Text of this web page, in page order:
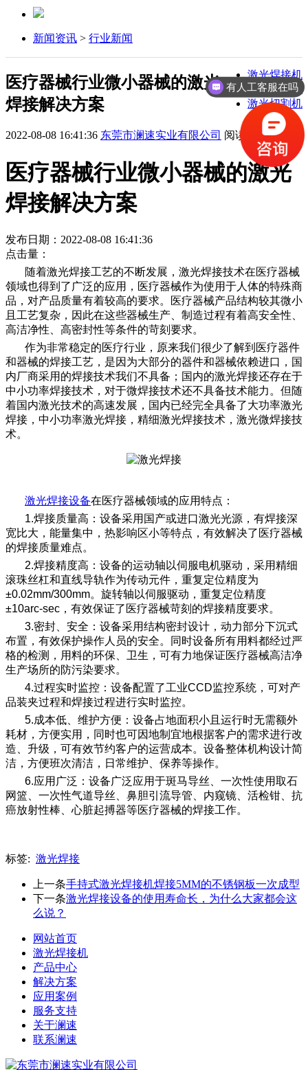
新闻资讯 > 行业新闻
激光焊接机
激光打标机
激光切割机
医疗器械行业微小器械的激光
焊接解决方案
2022-08-08 16:41:36 东莞市澜速实业有限公司 阅读
医疗器械行业微小器械的激光
焊接解决方案
发布日期：2022-08-08 16:41:36
点击量：
随着激光焊接工艺的不断发展，激光焊接技术在医疗器械
领域也得到了广泛的应用，医疗器械作为使用于人体的特殊商
品，对产品质量有着较高的要求。医疗器械产品结构较其微小
且工艺复杂，因此在这些器械生产、制造过程有着高安全性、
高洁净性、高密封性等条件的苛刻要求。
作为非常稳定的医疗行业，原来我们很少了解到医疗器件
和器械的焊接工艺，是因为大部分的器件和器械依赖进口，国
内厂商采用的焊接技术我们不具备；国内的激光焊接还存在于
中小功率焊接技术，对于微焊接技术还不具备技术能力。但随
着国内激光技术的高速发展，国内已经完全具备了大功率激光
焊接，中小功率激光焊接，精细激光焊接技术，激光微焊接技
术。
激光焊接设备在医疗器械领域的应用特点：
1.焊接质量高：设备采用国产或进口激光光源，有焊接深
宽比大，能量集中，热影响区小等特点，有效解决了医疗器械
的焊接质量难点。
2.焊接精度高：设备的运动轴以伺服电机驱动，采用精细
滚珠丝杠和直线导轨作为传动元件，重复定位精度为
±0.02mm/300mm。旋转轴以伺服驱动，重复定位精度
±10arc-sec，有效保证了医疗器械苛刻的焊接精度要求。
3.密封、安全：设备采用结构密封设计，动力部分下沉式
布置，有效保护操作人员的安全。同时设备所有用料都经过严
格的检测，用料的环保、卫生，可有力地保证医疗器械高洁净
生产场所的防污染要求。
4.过程实时监控：设备配置了工业CCD监控系统，可对产
品装夹过程和焊接过程进行实时监控。
5.成本低、维护方便：设备占地面积小且运行时无需额外
耗材，方便实用，同时也可因地制宜地根据客户的需求进行改
造、升级，可有效节约客户的运营成本。设备整体机构设计简
洁，方便班次清洁，日常维护、保养等操作。
6.应用广泛：设备广泛应用于斑马导丝、一次性使用取石
网篮、一次性气道导丝、鼻胆引流导管、内窥镜、活检钳、抗
癌放射性棒、心脏起搏器等医疗器械的焊接工作。
标签: 激光焊接
上一条手持式激光焊接机焊接5MM的不锈钢板一次成型
下一条激光焊接设备的使用寿命长，为什么大家都会这
么说？
网站首页
激光焊接机
产品中心
解决方案
应用案例
服务支持
关于澜速
联系澜速
有人工客服在吗